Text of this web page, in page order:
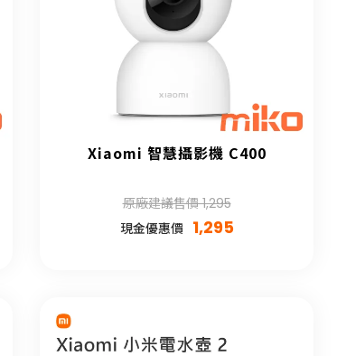
Xiaomi 智慧攝影機 C400
原廠建議售價 1,295
現金優惠價 1,295